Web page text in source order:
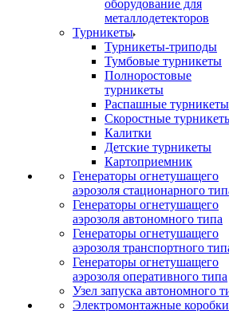
оборудование для
металлодетекторов
Турникеты
Турникеты-триподы
Тумбовые турникеты
Полноростовые
турникеты
Распашные турникеты
Скоростные
Калитки
Детские турникеты
Картоприемник
Генераторы огнетушащего
аэрозоля стационарного
Генераторы огнетушащего
аэрозоля автономного типа
Генераторы огнетушащего
аэрозоля транспортного
Генераторы огнетушащего
аэрозоля оперативного типа
Узел запуска автономного
Электромонтажные коробки